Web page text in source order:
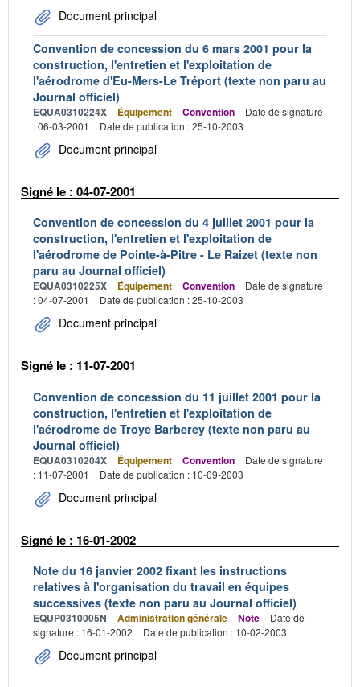
Document principal
Convention de concession du 6 mars 2001 pour la
construction, l'entretien et l'exploitation de
l'aérodrome d'Eu-Mers-Le Tréport (texte non paru au
Journal officiel)
EQUA0310224X Équipement Convention
Date de signature
: 06-03-2001
Date de publication : 25-10-2003
Document principal
Signé le : 04-07-2001
Convention de concession du 4 juillet 2001 pour la
construction, l'entretien et l'exploitation de
l'aérodrome de Pointe-à-Pitre - Le Raizet (texte non
paru au Journal officiel)
EQUA0310225X Équipement Convention
Date de signature
: 04-07-2001
Date de publication : 25-10-2003
Document principal
Signé le : 11-07-2001
Convention de concession du 11 juillet 2001 pour la
construction, l'entretien et l'exploitation de
l'aérodrome de Troye Barberey (texte non paru au
Journal officiel)
EQUA0310204X Équipement Convention
Date de signature
: 11-07-2001
Date de publication : 10-09-2003
Document principal
Signé le : 16-01-2002
Note du 16 janvier 2002 fixant les instructions
relatives à l'organisation du travail en équipes
successives (texte non paru au Journal officiel)
EQUP0310005N Administration générale Note
Date de
signature : 16-01-2002
Date de publication : 10-02-2003
Document principal